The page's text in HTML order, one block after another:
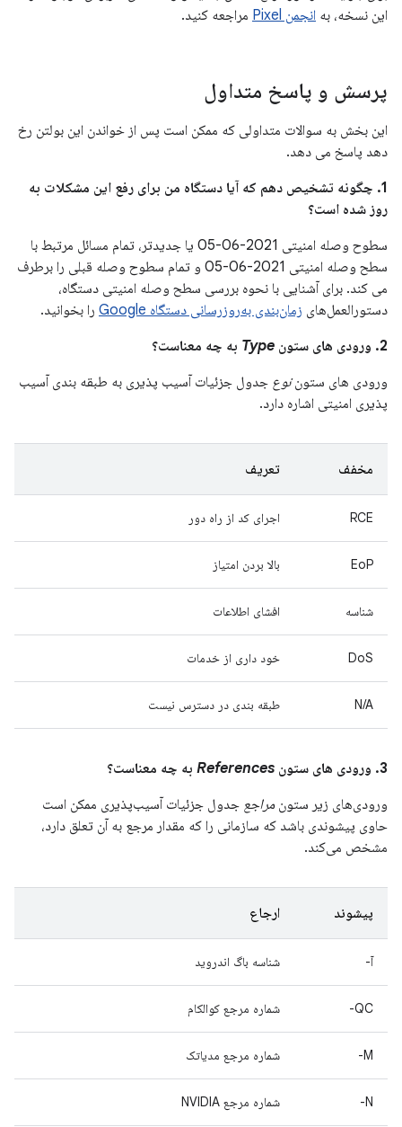
این نسخه، به انجمن Pixel مراجعه کنید.
پرسش و پاسخ متداول
این بخش به سوالات متداولی که ممکن است پس از خواندن این بولتن رخ
دهد پاسخ می دهد.
1. چگونه تشخیص دهم که آیا دستگاه من برای رفع این مشکلات به
روز شده است؟
سطوح وصله امنیتی 2021-06-05 یا جدیدتر، تمام مسائل مرتبط با
سطح وصله امنیتی 2021-06-05 و تمام سطوح وصله قبلی را برطرف
می کند. برای آشنایی با نحوه بررسی سطح وصله امنیتی دستگاه،
دستورالعمل‌های زمان‌بندی به‌روزرسانی دستگاه Google
را بخوانید.
2. ورودی های ستون
Type به چه معناست؟
ورودی های ستوننوع جدول جزئیات آسیب پذیری به طبقه بندی آسیب
پذیری امنیتی اشاره دارد.
مخفف تعریف
RCE اجرای کد از راه دور
EoP بالا بردن امتیاز
شناسه افشای اطلاعات
DoS خود داری از خدمات
N/A طبقه بندی در دسترس نیست
3. ورودی های ستون References به چه معناست؟
ورودی‌های زیر ستون مراجع جدول جزئیات آسیب‌پذیری ممکن است
حاوی پیشوندی باشد که سازمانی را که مقدار مرجع به آن تعلق دارد،
مشخص می‌کند.
پیشوند ارجاع
آ- شناسه باگ اندروید
QC- شماره مرجع کوالکام
M- شماره مرجع مدیاتک
N- شماره مرجع NVIDIA